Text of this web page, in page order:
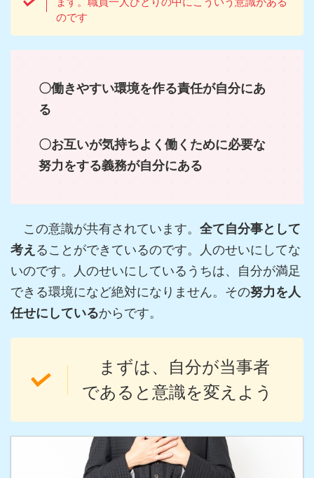
のです
〇働きやすい環境を作る責任が自分にあ
る
〇お互いが気持ちよく働くために必要な
努力をする義務が自分にある
この意識が共有されています。 全て自分事として
考え ることができているのです。人のせいにしてな
いのです。人のせいにしているうちは、自分が満足
できる環境になど絶対になりません。その努力を人
任せにしているからです。
まずは、自分が当事者
であると意識を変えよう